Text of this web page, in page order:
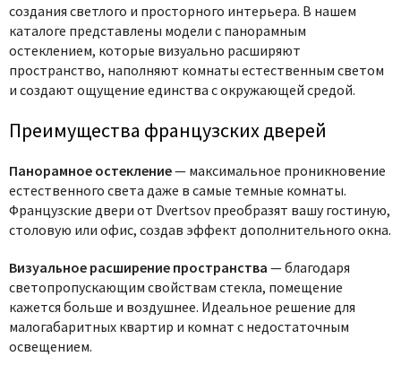
создания светлого и просторного интерьера. В нашем
каталоге представлены модели с панорамным
остеклением, которые визуально расширяют
пространство, наполняют комнаты естественным светом
и создают ощущение единства с окружающей средой.
Преимущества французских дверей
Панорамное остекление— максимальное проникновение
естественного света даже в самые темные комнаты.
Французские двери от Dvertsov преобразят вашу гостиную,
столовую или офис, создав эффект дополнительного окна.
Визуальное расширение пространства — благодаря
светопропускающим свойствам стекла, помещение
кажется больше и воздушнее. Идеальное решение для
малогабаритных квартир и комнат с недостаточным
освещением.